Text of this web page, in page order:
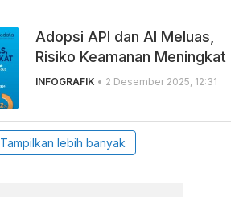
Adopsi API dan AI Meluas,
Risiko Keamanan Meningkat
INFOGRAFIK • 2 Desember 2025, 12:31
Tampilkan lebih banyak